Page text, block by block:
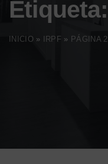
Etiqueta:
INICIO » IRPF » PÁGINA 2